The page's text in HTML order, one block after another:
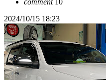
comment10
2024/10/15 18:23